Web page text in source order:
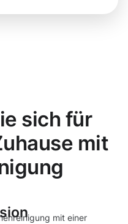
sich für
mit
mit einer